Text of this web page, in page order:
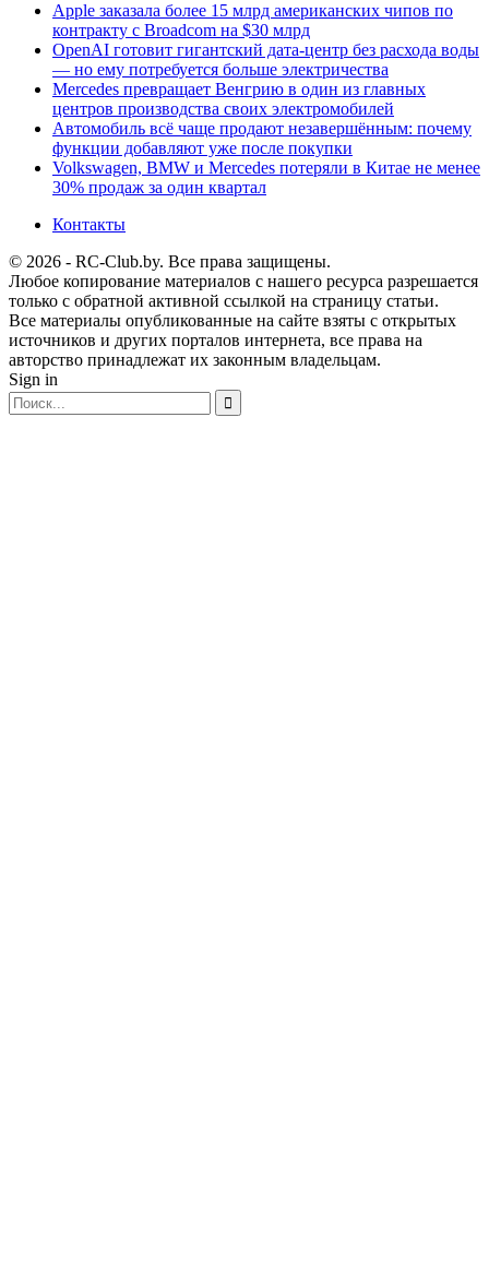
Apple заказала более 15 млрд американских чипов по
контракту с Broadcom на $30 млрд
OpenAI готовит гигантский дата-центр без расхода воды
— но ему потребуется больше электричества
Mercedes превращает Венгрию в один из главных
центров производства своих электромобилей
Автомобиль всё чаще продают незавершённым: почему
функции добавляют уже после покупки
Volkswagen, BMW и Mercedes потеряли в Китае не менее
30% продаж за один квартал
Контакты
© 2026 - RC-Club.by. Все права защищены.
Любое копирование материалов с нашего ресурса разрешается
только с обратной активной ссылкой на страницу статьи.
Все материалы опубликованные на сайте взяты с открытых
источников и других порталов интернета, все права на
авторство принадлежат их законным владельцам.
Sign in